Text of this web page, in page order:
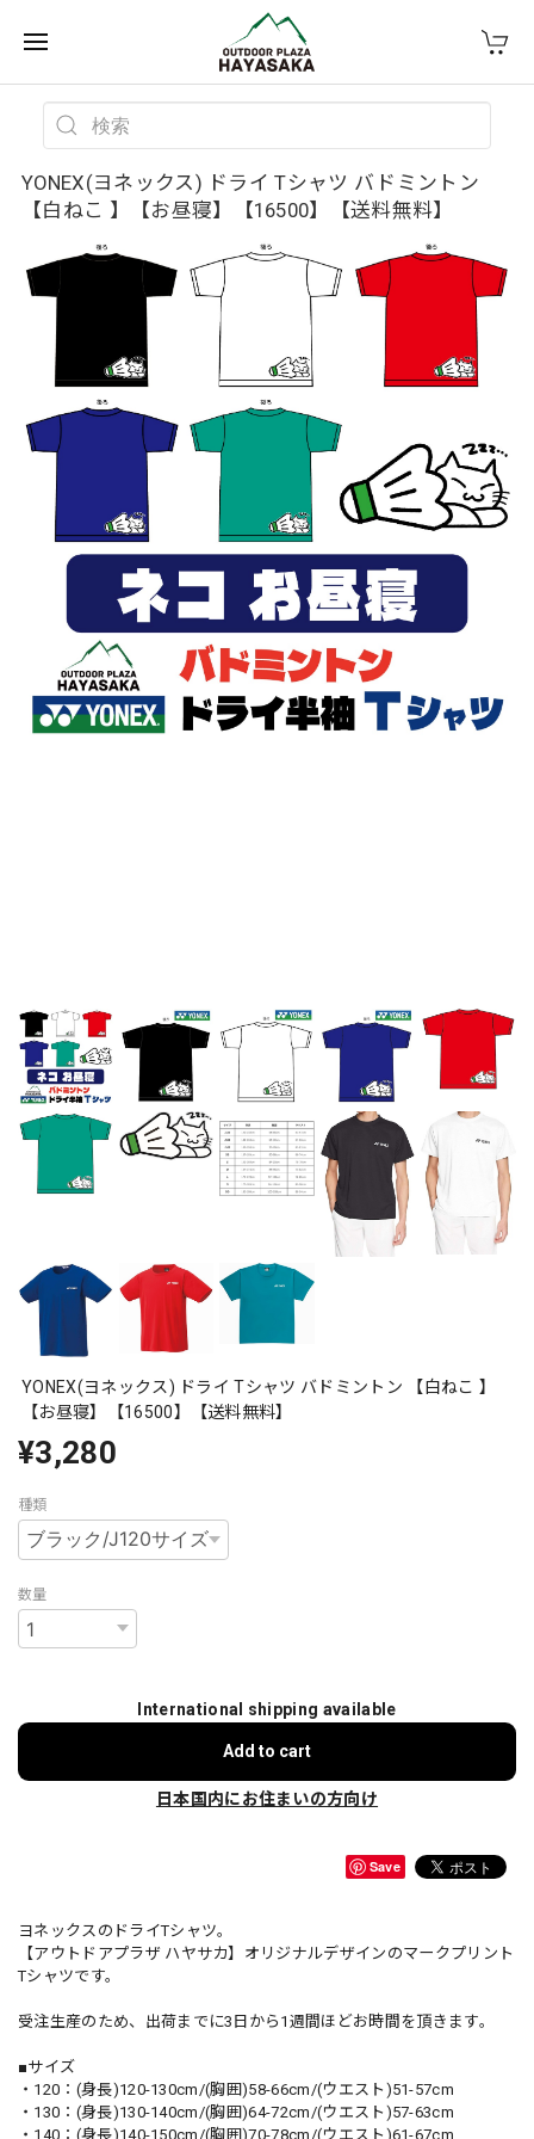
YONEX(ヨネックス) ドライ Tシャツ バドミントン
【白ねこ 】【お昼寝】【16500】【送料無料】
YONEX(ヨネックス) ドライ Tシャツ バドミントン 【白ねこ 】
【お昼寝】【16500】【送料無料】
¥3,280
種類
数量
International shipping available
Add to cart
日本国内にお住まいの方向け
Save
ヨネックスのドライTシャツ。
【アウトドアプラザ ハヤサカ】オリジナルデザインのマークプリント
Tシャツです。
受注生産のため、出荷までに3日から1週間ほどお時間を頂きます。
■サイズ
・120：(身長)120-130cm/(胸囲)58-66cm/(ウエスト)51-57cm
・130：(身長)130-140cm/(胸囲)64-72cm/(ウエスト)57-63cm
・140：(身長)140-150cm/(胸囲)70-78cm/(ウエスト)61-67cm